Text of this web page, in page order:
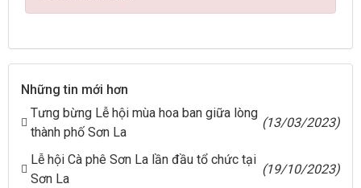
Những tin mới hơn
Tưng bừng Lễ hội mùa hoa ban giữa lòng
thành phố Sơn La
(13/03/2023)
Lễ hội Cà phê Sơn La lần đầu tổ chức tại
Sơn La
(19/10/2023)